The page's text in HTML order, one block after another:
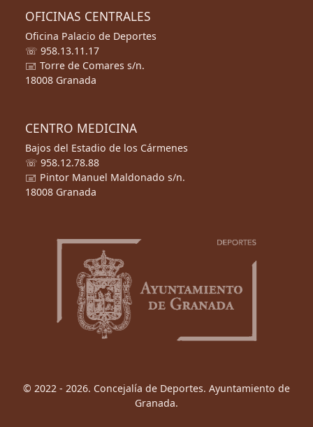
OFICINAS CENTRALES
Oficina Palacio de Deportes
☏ 958.13.11.17
🖃 Torre de Comares s/n.
18008 Granada
CENTRO MEDICINA
Bajos del Estadio de los Cármenes
☏ 958.12.78.88
🖃 Pintor Manuel Maldonado s/n.
18008 Granada
© 2022 - 2026. Concejalía de Deportes. Ayuntamiento de
Granada.